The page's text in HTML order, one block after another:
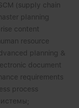
(supply chain
planning
content
resource
planning &
document
requirements
process